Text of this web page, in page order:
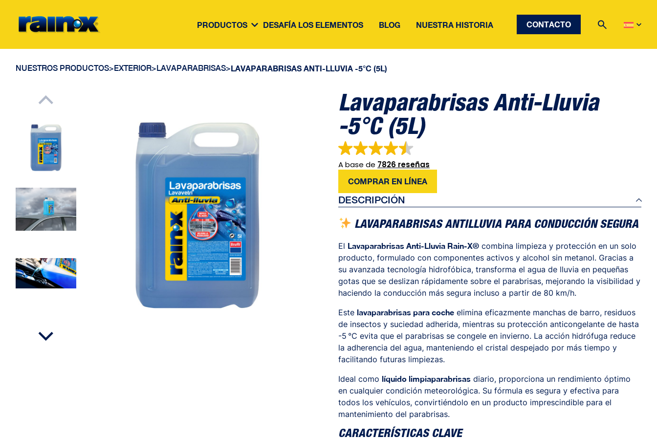
PRODUCTOS DESAFÍA LOS ELEMENTOS BLOG NUESTRA HISTORIA CONTACTO
NUESTROS PRODUCTOS>EXTERIOR>LAVAPARABRISAS>LAVAPARABRISAS ANTI-LLUVIA -5°C (5L)
Lavaparabrisas Anti-Lluvia
-5°C (5L)
A base de 7826 reseñas
COMPRAR EN LÍNEA
DESCRIPCIÓN
LAVAPARABRISAS ANTILLUVIA PARA CONDUCCIÓN SEGURA
El Lavaparabrisas Anti-Lluvia Rain-X® combina limpieza y protección en un solo
producto, formulado con componentes activos y alcohol sin metanol. Gracias a
su avanzada tecnología hidrofóbica, transforma el agua de lluvia en pequeñas
gotas que se deslizan rápidamente sobre el parabrisas, mejorando la visibilidad y
haciendo la conducción más segura incluso a partir de 80 km/h.
Este lavaparabrisas para coche elimina eficazmente manchas de barro, residuos
de insectos y suciedad adherida, mientras su protección anticongelante de hasta
-5 °C evita que el parabrisas se congele en invierno. La acción hidrófuga reduce
la adherencia del agua, manteniendo el cristal despejado por más tiempo y
facilitando futuras limpiezas.
Ideal como líquido limpiaparabrisas diario, proporciona un rendimiento óptimo
en cualquier condición meteorológica. Su fórmula es segura y efectiva para
todos los vehículos, convirtiéndolo en un producto imprescindible para el
mantenimiento del parabrisas.
CARACTERÍSTICAS CLAVE